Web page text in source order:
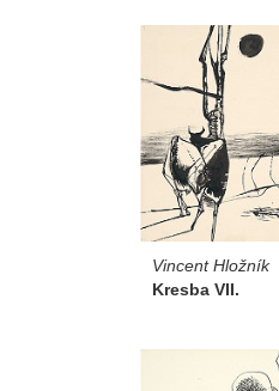
Vincent Hložník
Kresba VII.